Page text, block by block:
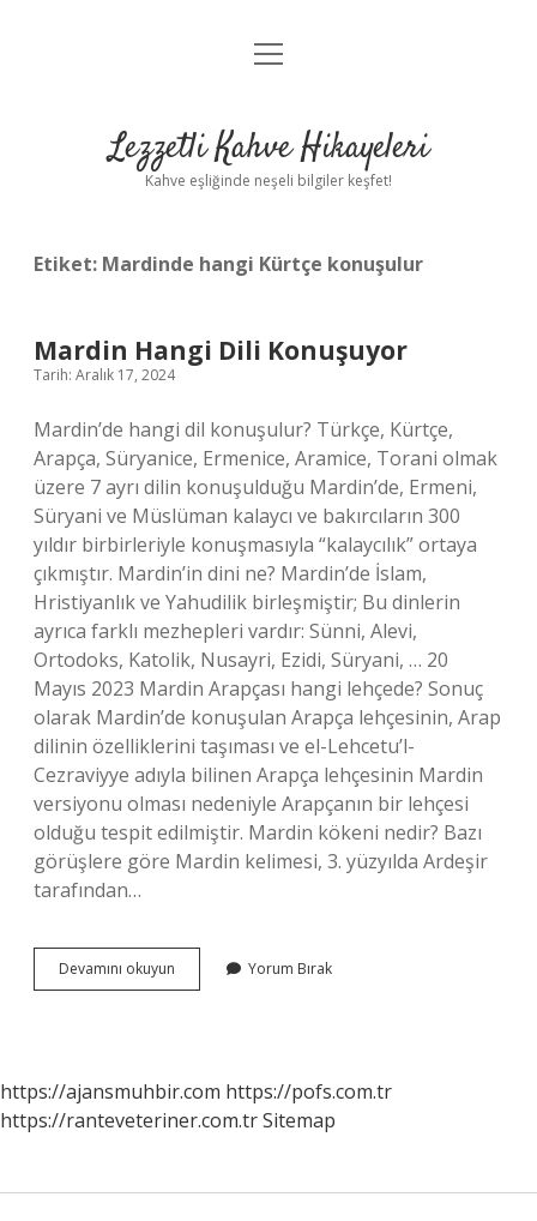
Anasayfa
Yasal Uyarı
menüyü
Lezzetli Kahve Hikayeleri
Kahve eşliğinde neşeli bilgiler keşfet!
Etiket: Mardinde hangi Kürtçe konuşulur
Mardin Hangi Dili Konuşuyor
Tarih: Aralık 17, 2024
Mardin’de hangi dil konuşulur? Türkçe, Kürtçe,
Arapça, Süryanice, Ermenice, Aramice, Torani olmak
üzere 7 ayrı dilin konuşulduğu Mardin’de, Ermeni,
Süryani ve Müslüman kalaycı ve bakırcıların 300
yıldır birbirleriyle konuşmasıyla “kalaycılık” ortaya
çıkmıştır. Mardin’in dini ne? Mardin’de İslam,
Hristiyanlık ve Yahudilik birleşmiştir; Bu dinlerin
ayrıca farklı mezhepleri vardır: Sünni, Alevi,
Ortodoks, Katolik, Nusayri, Ezidi, Süryani, … 20
Mayıs 2023 Mardin Arapçası hangi lehçede? Sonuç
olarak Mardin’de konuşulan Arapça lehçesinin, Arap
dilinin özelliklerini taşıması ve el-Lehcetu’l-
Cezraviyye adıyla bilinen Arapça lehçesinin Mardin
versiyonu olması nedeniyle Arapçanın bir lehçesi
olduğu tespit edilmiştir. Mardin kökeni nedir? Bazı
görüşlere göre Mardin kelimesi, 3. yüzyılda Ardeşir
tarafından…
Devamını okuyun
Hangi
Yorum Bırak
https://ajansmuhbir.com https://pofs.com.tr
https://ranteveteriner.com.trSitemap